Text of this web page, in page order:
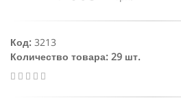
Код: 3213
Количество товара: 29 шт.